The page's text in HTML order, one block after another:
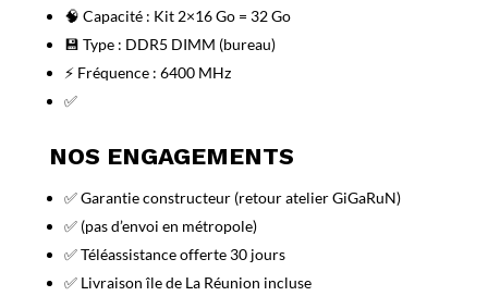
🧠 Capacité : Kit 2×16 Go = 32 Go
💾 Type : DDR5 DIMM (bureau)
⚡ Fréquence : 6400 MHz
✅
NOS ENGAGEMENTS
✅ Garantie constructeur (retour atelier GiGaRuN)
✅ (pas d’envoi en métropole)
✅ Téléassistance offerte 30 jours
✅ Livraison île de La Réunion incluse